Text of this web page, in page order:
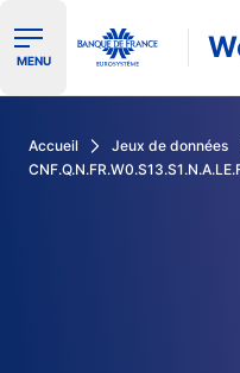
Ouvrir le menu de
MENU
Accueil Jeux de données